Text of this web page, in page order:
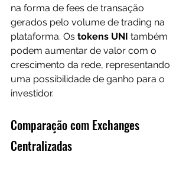
na forma de fees de transação
gerados pelo volume de trading na
plataforma. Os tokens UNI também
podem aumentar de valor com o
crescimento da rede, representando
uma possibilidade de ganho para o
investidor.
Comparação com Exchanges
Centralizadas